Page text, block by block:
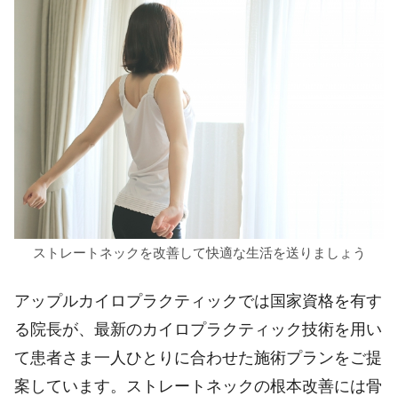
ストレートネックを改善して快適な生活を送りましょう
アップルカイロプラクティックでは国家資格を有す
る院長が、最新のカイロプラクティック技術を用い
て患者さま一人ひとりに合わせた施術プランをご提
案しています。ストレートネックの根本改善には骨